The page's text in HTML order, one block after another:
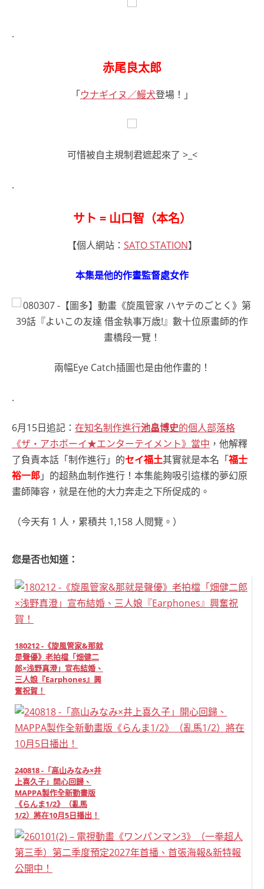
.
赤尾良太郎
「ウナギイヌ／鰻犬登場！」
可惜被自主規制君遮起來了 >_<
.
サト = 山口智（本名）
【個人網站： SATO STATION】
本集是他的作畫監督處女作
兩幅Eye Catch插圖也是由他作畫的！
.
6月15日追記： 在知名制作進行池畠博史的個人部落格
《ザ・アホボーイ★エンターテイメント》當中 ，他解釋
了負責本話「制作進行」的セイ福土其實就是本名「福士
裕一郎」的超熱血制作進行！本集能夠吸引這樣的夢幻原
畫師陣容，就是在他的大力奔走之下所促成的。
（今天有 1 人，累積共 1,158 人閱覽。）
您是否也知道：
180212 -《旋風管家&那就
是聲優》老拍檔「畑健二
郎×浅野真澄」宣布結婚、
三人娘『Earphones』興
奮祝賀！
240818 -「高山みなみ×井
上喜久子」開心回歸、
MAPPA製作全新動畫版
《らんま1/2》（亂馬
1/2）將在10月5日播出！